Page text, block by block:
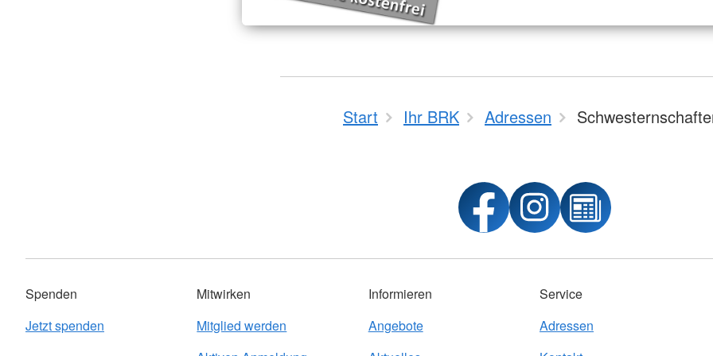
Start Ihr BRK Adressen
Spenden
Jetzt spenden
Mitwirken
Mitglied werden
Informieren
Angebote
Service
Adressen